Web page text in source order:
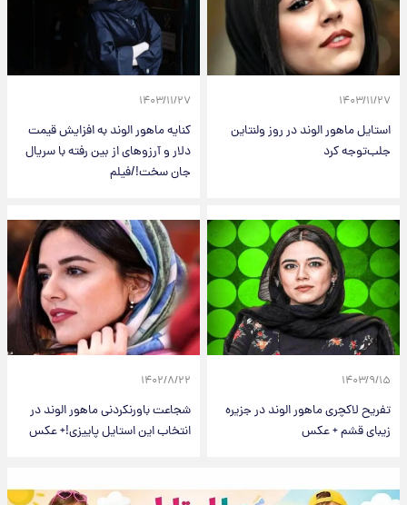
۱۴۰۳/۱۱/۲۷
استایل ماهور الوند در روز ولنتاین
جلب‌توجه کرد
۱۴۰۳/۱۱/۲۷
کنایه ماهور الوند به افزایش قیمت
دلار و آرزوهای از بین رفته با سریال
جان سخت!/فیلم
۱۴۰۳/۹/۱۵
تفریح لاکچری ماهور الوند در جزیره
زیبای قشم + عکس
۱۴۰۲/۸/۲۲
شجاعت باورنکردنی ماهور الوند در
انتخاب این استایل پاییزی!+ عکس